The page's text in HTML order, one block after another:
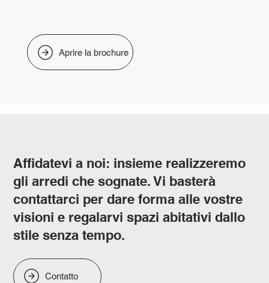
Affidatevi a noi: insieme realizzeremo
gli arredi che sognate. Vi basterà
contattarci per dare forma alle vostre
visioni e regalarvi spazi abitativi dallo
stile senza tempo.
Contatto
Aprire la brochure